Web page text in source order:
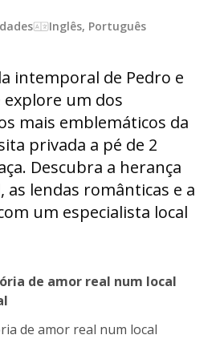
Inglês, Português
intemporal de Pedro e
explore um dos
mais emblemáticos da
privada a pé de 2
Descubra a herança
as lendas românticas e a
um especialista local
de amor real num local
de amor real num local